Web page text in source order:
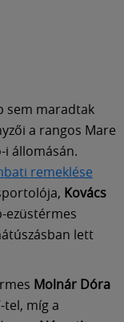
sem maradtak
a rangos Mare
állomásán.
remeklése
Kovács
ezüstérmes
lett
Molnár Dóra
tel, míg a